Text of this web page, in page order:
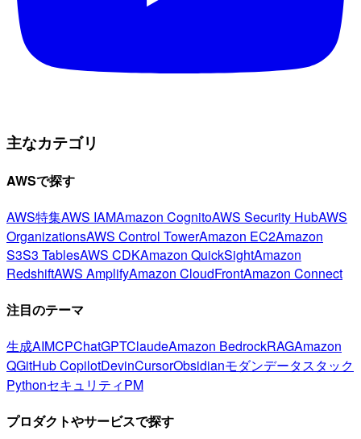
主なカテゴリ
AWSで探す
AWS特集AWS IAMAmazon CognitoAWS Security HubAWS
OrganizationsAWS Control TowerAmazon EC2Amazon
S3S3 TablesAWS CDKAmazon QuickSightAmazon
RedshiftAWS AmplifyAmazon CloudFrontAmazon Connect
注目のテーマ
生成AIMCPChatGPTClaudeAmazon BedrockRAGAmazon
QGitHub CopilotDevinCursorObsidianモダンデータスタック
PythonセキュリティPM
プロダクトやサービスで探す